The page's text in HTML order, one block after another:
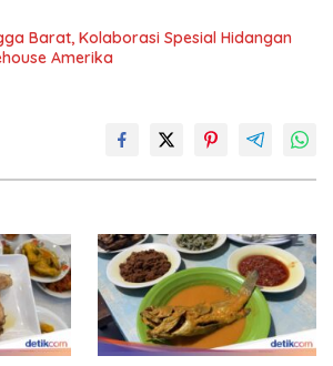
Barat, Kolaborasi Spesial Hidangan
Amerika